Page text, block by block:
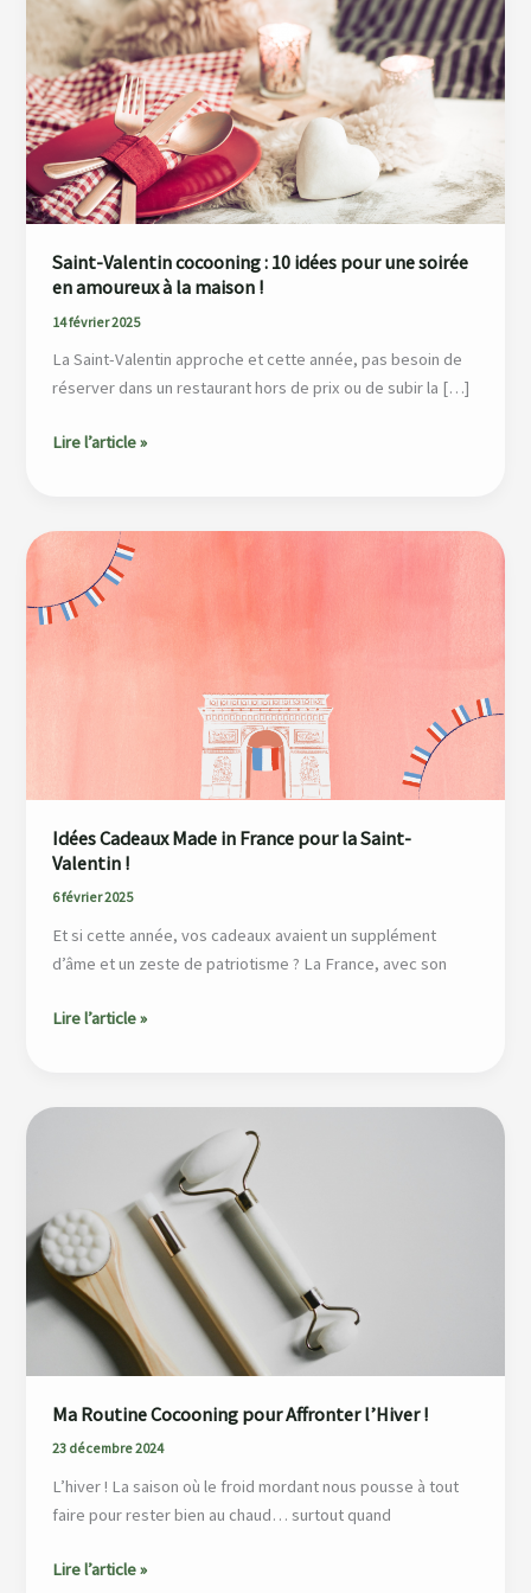
Saint-Valentin cocooning : 10 idées pour une soirée
en amoureux à la maison !
14 février 2025
La Saint-Valentin approche et cette année, pas besoin de
réserver dans un restaurant hors de prix ou de subir la […]
cocooning
:
10
idées
pour
une
soirée
en
amoureux
à
!
Lire l’article »
Idées Cadeaux Made in France pour la Saint-
Valentin !
6 février 2025
Et si cette année, vos cadeaux avaient un supplément
d’âme et un zeste de patriotisme ? La France, avec son
Cadeaux
Made
in
France
Lire l’article »
Ma Routine Cocooning pour Affronter l’Hiver !
23 décembre 2024
L’hiver ! La saison où le froid mordant nous pousse à tout
faire pour rester bien au chaud… surtout quand
Affronter
l’Hiver
!
Lire l’article »